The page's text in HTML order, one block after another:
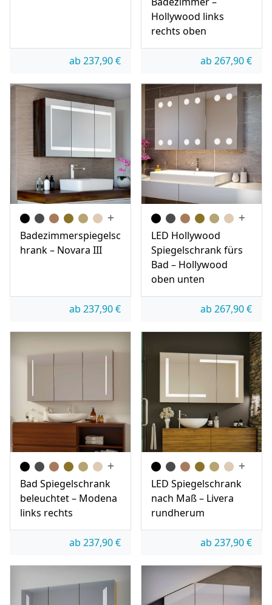
ab 237,90€
Hollywood links
rechts oben
ab 267,90€
Badezimmerspiegelsc
hrank – Novara III
ab 237,90€
LED Hollywood
Spiegelschrank fürs
Bad – Hollywood
oben unten
ab 267,90€
Bad Spiegelschrank
beleuchtet – Modena
links rechts
ab 237,90€
LED Spiegelschrank
nach Maß – Livera
rundherum
ab 237,90€